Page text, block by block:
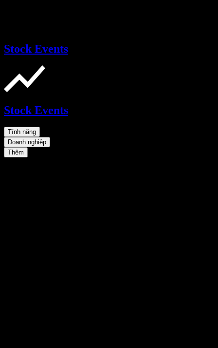
Stock Events
Stock Events
Tính năng
Doanh nghiệp
Thêm